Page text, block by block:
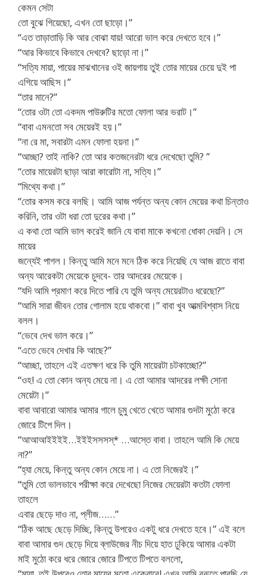
কেমন সেটা
তো বুঝে গিয়েছো, এখন তো ছাড়ো।”
“এত তাড়াতাড়ি কি আর বোঝা যায়! আরো ভাল করে দেখতে হবে।”
“আর কিভাবে কিভাবে দেখবে? ছাড়ো না।”
“সত্যি মায়া, পায়ের মাঝখানের ওই জায়গায় তুই তোর মায়ের চেয়ে দুই পা
এগিয়ে আছিস।”
“তার মানে?”
“তোর ওটা তো একদম পাউরুটির মতো ফোলা আর ভরাট।”
“বাবা এমনতো সব মেয়েরই হয়।”
“না রে মা, সবারটা এমন ফোলা হয়না।”
“আচ্ছা? তাই নাকি? তো আর কতজনেরটা ধরে দেখেছো তুমি? ”
“তোর মায়েরটা ছাড়া আরা কারোটা না, সত্যি।”
“মিথ্যে কথা।”
“তোর কসম করে বলছি। আমি আজ পর্যন্ত অন্য কোন মেয়ের কথা চিন্তাও
করিনি, তার ওটা ধরা তো দুরের কথা।”
এ কথা তো আমি ভাল করেই জানি যে বাবা মাকে কখনো ধোকা দেয়নি। সে
মায়ের
জন্যেই পাগল। কিন্তু আমি মনে মনে ঠিক করে নিয়েছি যে আজ রাতে বাবা
অন্য আরেকটা মেয়েকে চুদবে- তার আদরের মেয়েকে।
“যদি আমি প্রমাণ করে দিতে পারি যে তুমি অন্য মেয়েরটাও ধরেছো?”
“আমি সারা জীবন তোর গোলাম হয়ে থাকবো।” বাবা খুব আত্মবিশ্বাস নিয়ে
বলল।
“ভেবে দেখ ভাল করে।”
“এতে ভেবে দেখার কি আছে?”
“আচ্ছা, তাহলে এই এতক্ষণ ধরে কি তুমি মায়েরটা চটকাচ্ছো?”
“ওহ! এ তো কোন অন্য মেয়ে না। এ তো আমার আদরের লক্ষী সোনা
মেয়েটা।”
বাবা আবারো আমার আমার গালে চুমু খেতে খেতে আমার গুদটা মুঠো করে
জোরে টিপে দিল।
“আআআইইইই…ইইইসসসস্* …আস্তে বাবা। তাহলে আমি কি মেয়ে
না?”
“হ্যা মেয়ে, কিন্তু অন্য কোন মেয়ে না। এ তো নিজেরই।”
“তুমি তো ভালভাবে পরীক্ষা করে দেখেছো নিজের মেয়েরটা কতটা ফোলা
তাহলে
এবার ছেড়ে দাও না, প্লীজ……”
“ঠিক আছে ছেড়ে দিচ্ছি, কিন্তু উপরেও একটু ধরে দেখতে হবে।” এই বলে
বাবা আমার গুদ ছেড়ে দিয়ে ব্লাউজের নীচ দিয়ে হাত ঢুকিয়ে আমার একটা
মাই মুঠো করে ধরে জোরে জোরে টিপতে টিপতে বললো,